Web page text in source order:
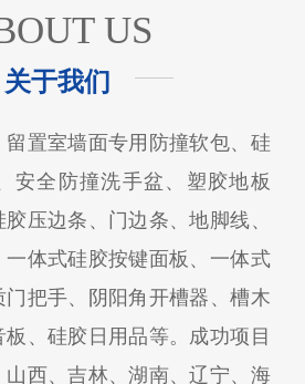
US
关于我们
置室墙面专用防撞软包、硅
安全防撞洗手盆、塑胶地板
压边条、门边条、地脚线、
体式硅胶按键面板、一体式
把手、阴阳角开槽器、槽木
、硅胶日用品等。成功项目
山西、吉林、湖南、辽宁、海